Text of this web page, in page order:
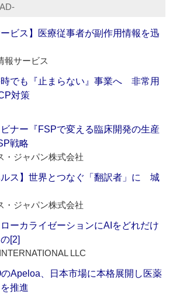
ービス】医療従事者が副作用情報を迅
報サービス
時でも『止まらない』事業へ 非常用
対策
ビナー『FSPで変える臨床開発の生産
戦略
・ジャパン株式会社
ルス】世界とつなぐ「翻訳者」に 城
・ジャパン株式会社
ーカライゼーションにAIをどれだけ
[2]
LLC
Apeloa、日本市場に本格展開し医薬
推進